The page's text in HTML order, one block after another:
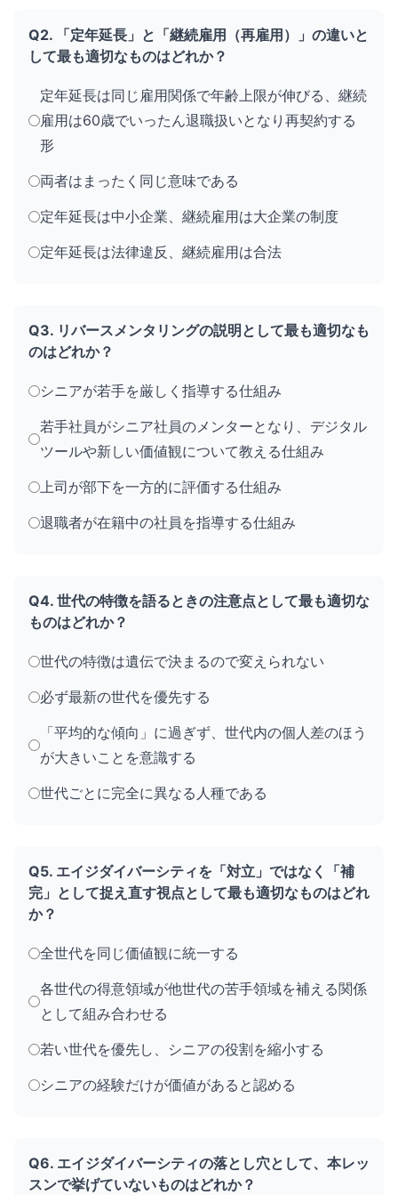
Q2. 「定年延長」と「継続雇用（再雇用）」の違いと
して最も適切なものはどれか？
定年延長は同じ雇用関係で年齢上限が伸びる、継続
雇用は60歳でいったん退職扱いとなり再契約する
形
両者はまったく同じ意味である
定年延長は中小企業、継続雇用は大企業の制度
定年延長は法律違反、継続雇用は合法
Q3. リバースメンタリングの説明として最も適切なも
のはどれか？
シニアが若手を厳しく指導する仕組み
若手社員がシニア社員のメンターとなり、デジタル
ツールや新しい価値観について教える仕組み
上司が部下を一方的に評価する仕組み
退職者が在籍中の社員を指導する仕組み
Q4. 世代の特徴を語るときの注意点として最も適切な
ものはどれか？
世代の特徴は遺伝で決まるので変えられない
必ず最新の世代を優先する
「平均的な傾向」に過ぎず、世代内の個人差のほう
が大きいことを意識する
世代ごとに完全に異なる人種である
Q5. エイジダイバーシティを「対立」ではなく「補
完」として捉え直す視点として最も適切なものはどれ
か？
全世代を同じ価値観に統一する
各世代の得意領域が他世代の苦手領域を補える関係
として組み合わせる
若い世代を優先し、シニアの役割を縮小する
シニアの経験だけが価値があると認める
Q6. エイジダイバーシティの落とし穴として、本レッ
スンで挙げていないものはどれか？